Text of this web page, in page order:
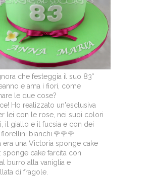
che festeggia il suo 83°
e ama i fiori, come
le due cose?
Ho realizzato un'esclusiva
lei con le rose, nei suoi colori
il giallo e il fucsia e con dei
bianchi.🌹🌹🌹
era una Victoria sponge cake
sponge cake farcita con
burro alla vaniglia e
di fragole.